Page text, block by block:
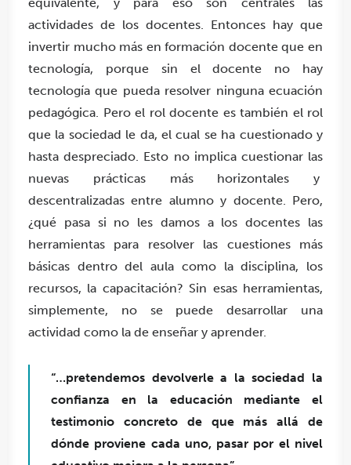
actividades de los docentes. Entonces hay que
invertir mucho más en formación docente que en
tecnología, porque sin el docente no hay
tecnología que pueda resolver ninguna ecuación
pedagógica . Pero el rol docente es también el rol
que la sociedad le da, el cual se ha cuestionado y
hasta despreciado. Esto no implica cuestionar las
nuevas prácticas más horizontales y
descentralizadas entre alumno y docente. Pero,
¿qué pasa si no les damos a los docentes las
herramientas para resolver las cuestiones más
básicas dentro del aula como la disciplina, los
recursos, la capacitación? Sin esas herramientas,
simplemente, no se puede desarrollar una
actividad como la de enseñar y aprender.
“…pretendemos devolverle a la sociedad la
confianza en la educación mediante el
testimonio concreto de que más allá de
dónde proviene cada uno, pasar por el nivel